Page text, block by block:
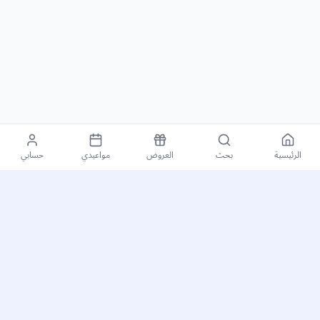
الرئيسية بحث العروض مواعيدي حسابي